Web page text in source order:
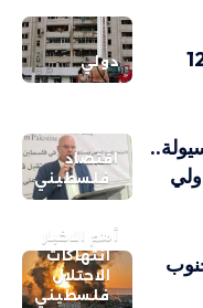
دولي
أوكرانية خلال 12
اقتصاد
فلسطيني
أهم الاخبار
انتهاكات
الاحتلال
فلسطيني